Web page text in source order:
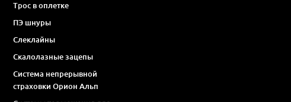
Трос в оплетке
ПЭ шнуры
Слеклайны
Скалолазные зацепы
Система непрерывной
страховки Орион Альп